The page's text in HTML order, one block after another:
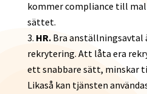
kommer compliance till
sättet.
HR.Bra anställningsavtal
rekrytering. Att låta era
ett snabbare sätt, minskar
Likaså kan tjänsten